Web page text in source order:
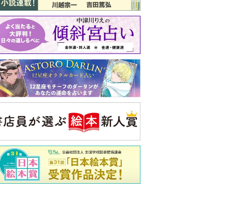
注目トピ
義実家について、義弟が私へ怒りのLINE
結婚1か月で離婚を決めました。本当に
よかったのでしょうか
公論新社の本
52ヘルツのクジラたち
町田そのこ 著詳しくみる
フォメーション